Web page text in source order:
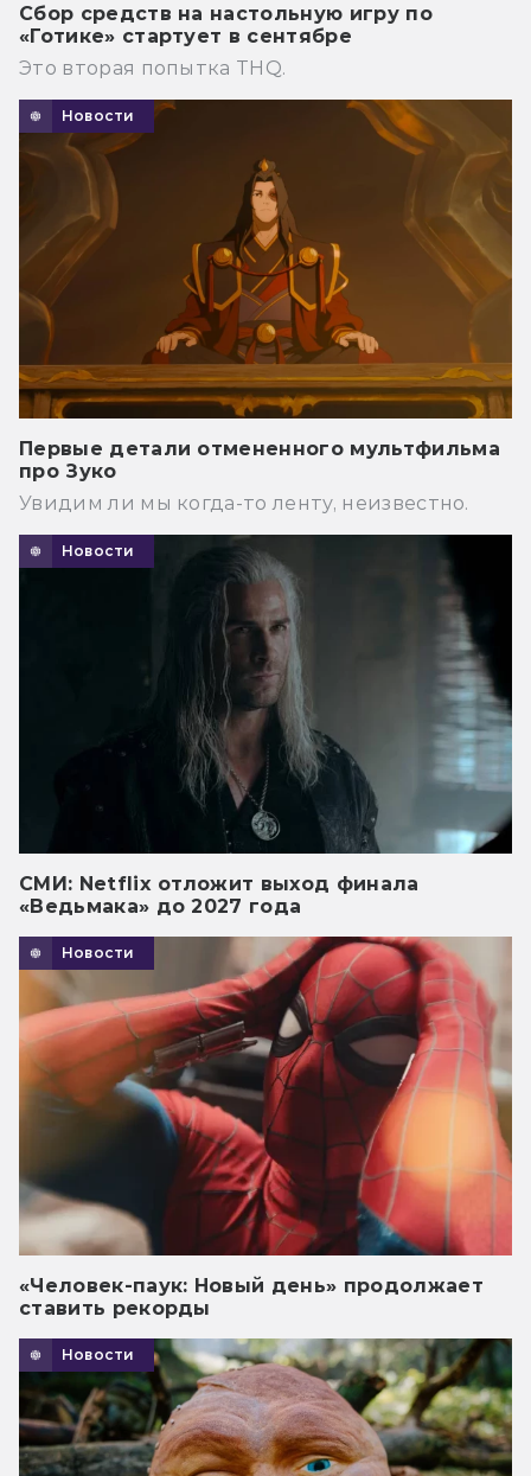
Сбор средств на настольную игру по
«Готике» стартует в сентябре
Это вторая попытка THQ.
Новости
Первые детали отмененного мультфильма
про Зуко
Увидим ли мы когда-то ленту, неизвестно.
Новости
СМИ: Netflix отложит выход финала
«Ведьмака» до 2027 года
Новости
«Человек-паук: Новый день» продолжает
ставить рекорды
Новости